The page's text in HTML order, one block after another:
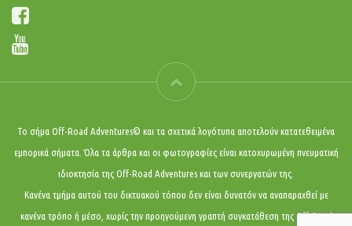
Το σήμα Off-Road Adventures© και τα σχετικά λογότυπα αποτελούν κατατεθειμένα
εμπορικά σήματα. Όλα τα άρθρα και οι φωτογραφίες είναι κατοχυρωμένη πνευματική
ιδιοκτησία της Off-Road Adventures και των συνεργατών της.
Κανένα τμήμα αυτού του δικτυακού τόπου δεν είναι δυνατόν να αναπαραχθεί με
κανένα τρόπο ή μέσο, χωρίς την προηγούμενη γραπτή συγκατάθεση της Off-Road